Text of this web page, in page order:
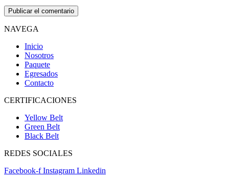
NAVEGA
Inicio
Nosotros
Paquete
Egresados
Contacto
CERTIFICACIONES
Yellow Belt
Green Belt
Black Belt
REDES SOCIALES
Facebook-f Instagram Linkedin